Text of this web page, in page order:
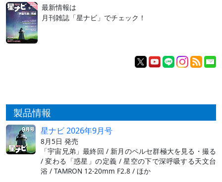
最新情報は
月刊雑誌「星ナビ」でチェック！
製品情報
星ナビ 2026年9月号
8月5日 発売
「宇宙兄弟」最終回 / 新月のペルセ群極大を見る・撮る
/ 変わる「惑星」の定義 / 星空の下で深呼吸する天文台
浴 / TAMRON 12-20mm F2.8 / ほか